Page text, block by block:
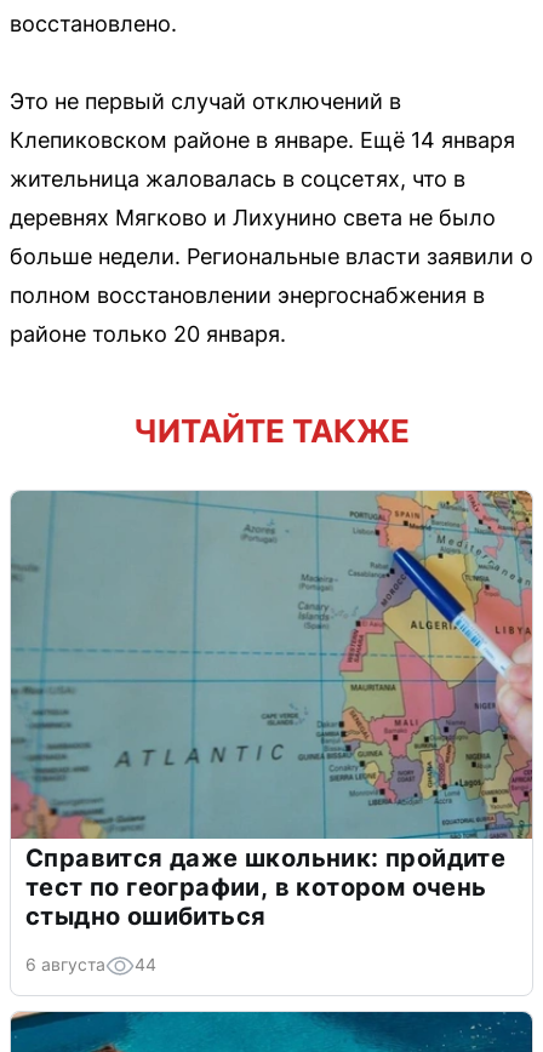
восстановлено.
Это не первый случай отключений в
Клепиковском районе в январе. Ещё 14 января
жительница жаловалась в соцсетях, что в
деревнях Мягково и Лихунино света не было
больше недели. Региональные власти заявили о
полном восстановлении энергоснабжения в
районе только 20 января.
ЧИТАЙТЕ ТАКЖЕ
Справится даже школьник: пройдите
тест по географии, в котором очень
стыдно ошибиться
6 августа 44